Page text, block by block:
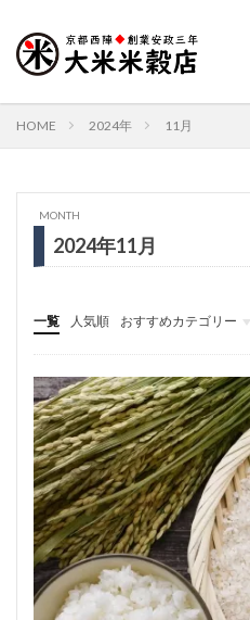
HOME 2024年 11月
MONTH
2024年11月
一覧 人気順
おすすめカテゴリー
お米一覧｜品種・
内祝いギフト体重米
お米の美味しい炊